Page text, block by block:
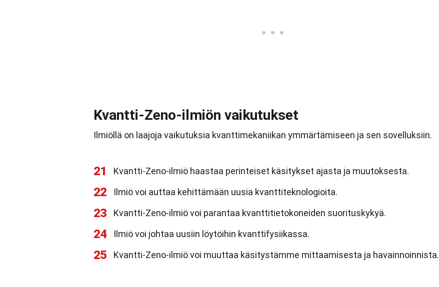
Kvantti-Zeno-ilmiön vaikutukset
Ilmiöllä on laajoja vaikutuksia kvanttimekaniikan ymmärtämiseen ja sen sovelluksiin.
21 Kvantti-Zeno-ilmiö haastaa perinteiset käsitykset ajasta ja muutoksesta.
22 Ilmiö voi auttaa kehittämään uusia kvanttiteknologioita.
23 Kvantti-Zeno-ilmiö voi parantaa kvanttitietokoneiden suorituskykyä.
24 Ilmiö voi johtaa uusiin löytöihin kvanttifysiikassa.
25 Kvantti-Zeno-ilmiö voi muuttaa käsitystämme mittaamisesta ja havainnoinnista.